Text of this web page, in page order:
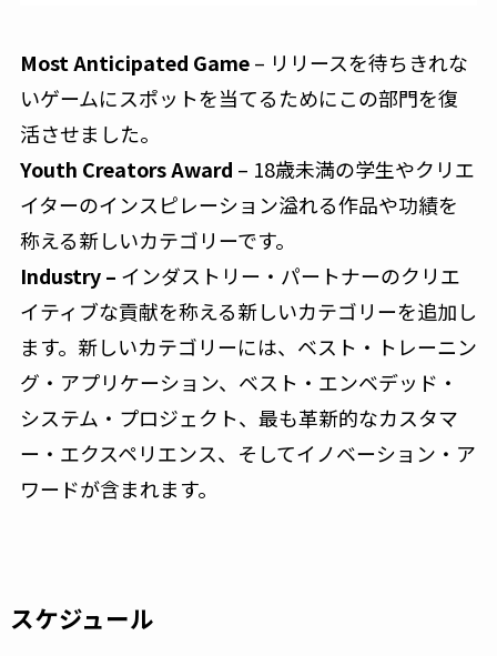
Most Anticipated Game– リリースを待ちきれな
いゲームにスポットを当てるためにこの部門を復
活させました。
Youth Creators Award – 18歳未満の学生やクリエ
イターのインスピレーション溢れる作品や功績を
称える新しいカテゴリーです。
Industry – インダストリー・パートナーのクリエ
イティブな貢献を称える新しいカテゴリーを追加し
ます。新しいカテゴリーには、ベスト・トレーニン
グ・アプリケーション、ベスト・エンベデッド・
システム・プロジェクト、最も革新的なカスタマ
ー・エクスペリエンス、そしてイノベーション・ア
ワードが含まれます。
スケジュール